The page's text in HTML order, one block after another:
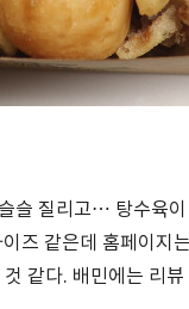
질리고… 탕수육이
즈 같은데 홈페이지
같다. 배민에는 리뷰